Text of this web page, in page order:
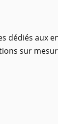
dédiés
sur